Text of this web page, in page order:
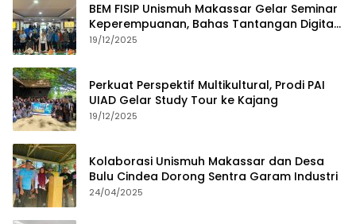
BEM FISIP Unismuh Makassar Gelar Seminar
Keperempuanan, Bahas Tantangan Digital
dan Budaya Lokal
19/12/2025
Perkuat Perspektif Multikultural, Prodi PAI
UIAD Gelar Study Tour ke Kajang
19/12/2025
Kolaborasi Unismuh Makassar dan Desa
Bulu Cindea Dorong Sentra Garam Industri
24/04/2025